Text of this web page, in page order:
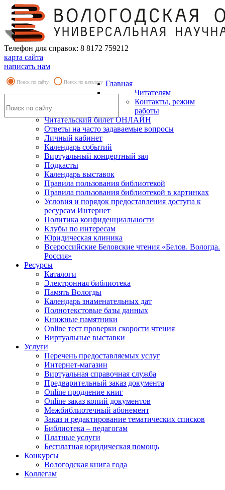
Телефон для справок: 8 8172 759212
карта сайта
написать нам
Поиск по сайту Поиск по каталогу Главная
Читателям
Контакты, режим
работы
Читательский билет ОНЛАЙН
Ответы на часто задаваемые вопросы
Личный кабинет
Календарь событий
Виртуальный концертный зал
Подкасты
Календарь выставок
Правила пользования библиотекой
Правила пользования библиотекой в картинках
Условия и порядок предоставления доступа к
ресурсам Интернет
Политика конфиденциальности
Клубы по интересам
Юридическая клиника
Всероссийские Беловские чтения «Белов. Вологда.
Россия»
Ресурсы
Каталоги
Электронная библиотека
Память Вологды
Календарь знаменательных дат
Полнотекстовые базы данных
Книжные памятники
Online тест проверки скорости чтения
Виртуальные выставки
Услуги
Перечень предоставляемых услуг
Интернет-магазин
Виртуальная справочная служба
Предварительный заказ документа
Online продление книг
Online заказ копий документов
Межбиблиотечный абонемент
Заказ и редактирование тематических списков
Библиотека – педагогам
Платные услуги
Бесплатная юридическая помощь
Конкурсы
Вологодская книга года
Коллегам